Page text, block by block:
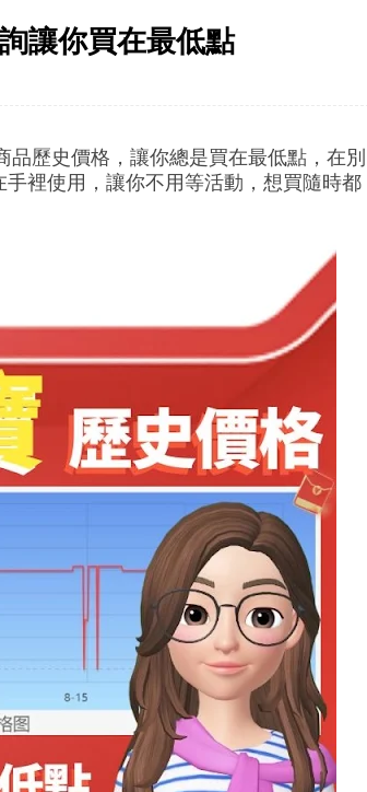
讓你買在最低點
品歷史價格，讓你總是買在最低點，在別
裡使用，讓你不用等活動，想買隨時都